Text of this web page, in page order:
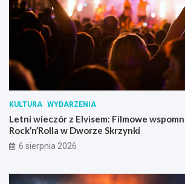
KULTURA WYDARZENIA
Letni wieczór z Elvisem: Filmowe
Rock’n’Rolla w Dworze Skrzynki
6 sierpnia 2026